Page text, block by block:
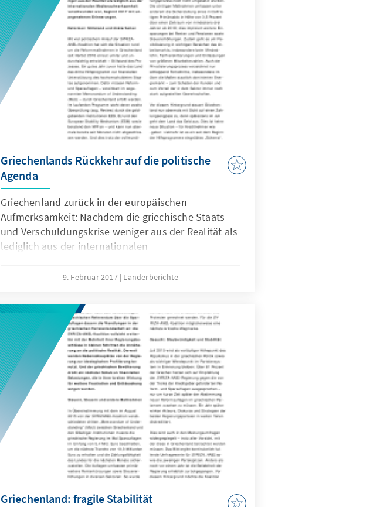
Griechenlands Rückkehr auf die politische
Agenda
Griechenland zurück in der europäischen
Aufmerksamkeit: Nachdem die griechische Staats-
und Verschuldungskrise weniger aus der Realität als
lediglich aus der internationalen
2017 mit unangenehmen Erinnerungen.
9. Februar 2017 Länderberichte
Griechenland: fragile Stabilität